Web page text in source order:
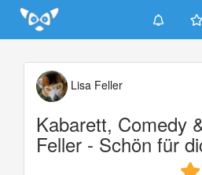
Update cookies preferences
Lisa Feller
Kabarett, Comedy
Feller - Schön für